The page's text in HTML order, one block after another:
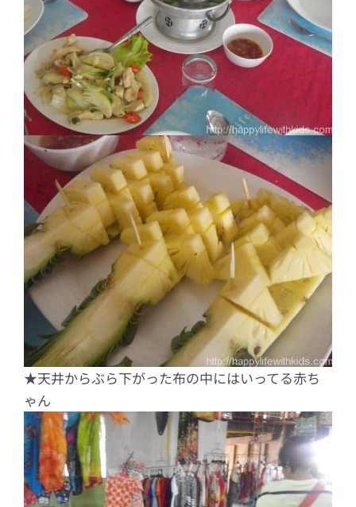
★天井からぶら下がった布の中にはいってる赤ち
ゃん